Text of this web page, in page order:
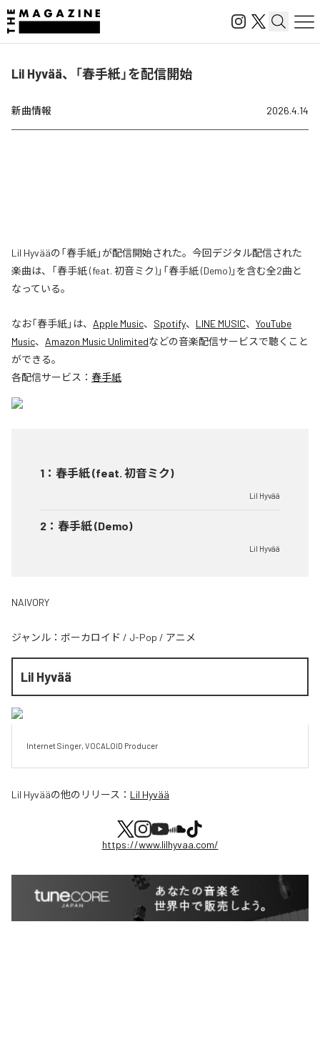
Lil Hyvää、「春手紙」を配信開始
新曲情報 2026.4.14
Lil Hyvääの「春手紙」が配信開始された。今回デジタル配信された
楽曲は、「春手紙 (feat. 初音ミク)」「春手紙 (Demo)」を含む全2曲と
なっている。
なお「春手紙」は、 Apple Music、 Spotify、 LINE MUSIC、 YouTube
Music、 Amazon Music Unlimitedなどの音楽配信サービスで聴くこと
ができる。
各配信サービス： 春手紙
1 ： 春手紙 (feat. 初音ミク)
Lil Hyvää
2 ： 春手紙 (Demo)
Lil Hyvää
NAIVORY
ジャンル： ボーカロイド / J-Pop / アニメ
Lil Hyvää
Internet Singer, VOCALOID Producer
Lil Hyvääの他のリリース： Lil Hyvää
https://www.lilhyvaa.com/